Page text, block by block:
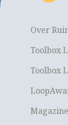
Over
Toolbox
Toolbox